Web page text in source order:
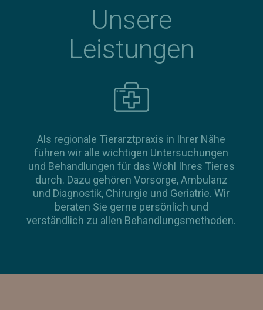
Unsere
Leistungen
Als regionale Tierarztpraxis in Ihrer Nähe
führen wir alle wichtigen Untersuchungen
und Behandlungen für das Wohl Ihres Tieres
durch. Dazu gehören Vorsorge, Ambulanz
und Diagnostik, Chirurgie und Geriatrie. Wir
beraten Sie gerne persönlich und
verständlich zu allen Behandlungsmethoden.